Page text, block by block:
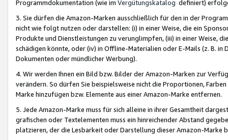
Programmdokumentation (wie im Vergütungskatalog definiert)
3. Sie dürfen die Amazon-Marken ausschließlich für den in der
nicht wie folgt nutzen oder darstellen: (i) in einer Weise, die ein
Produkte und Dienstleistungen zu verunglimpfen, (iii) in einer Weise,
schädigen könnte, oder (iv) in Offline-Materialien oder E-Mails (z. B. in
Dokumenten oder mündlicher Werbung).
4. Wir werden Ihnen ein Bild bzw. Bilder der Amazon-Marken zur
verändern. So dürfen Sie beispielsweise nicht die Proportionen,
Marke hinzufügen bzw. Elemente aus einer Amazon-Marke entfernen.
5. Jede Amazon-Marke muss für sich alleine in ihrer Gesamtheit
grafischen oder Textelementen muss ein hinreichender Abstand
platzieren, der die Lesbarkeit oder Darstellung dieser Amazon-Marke